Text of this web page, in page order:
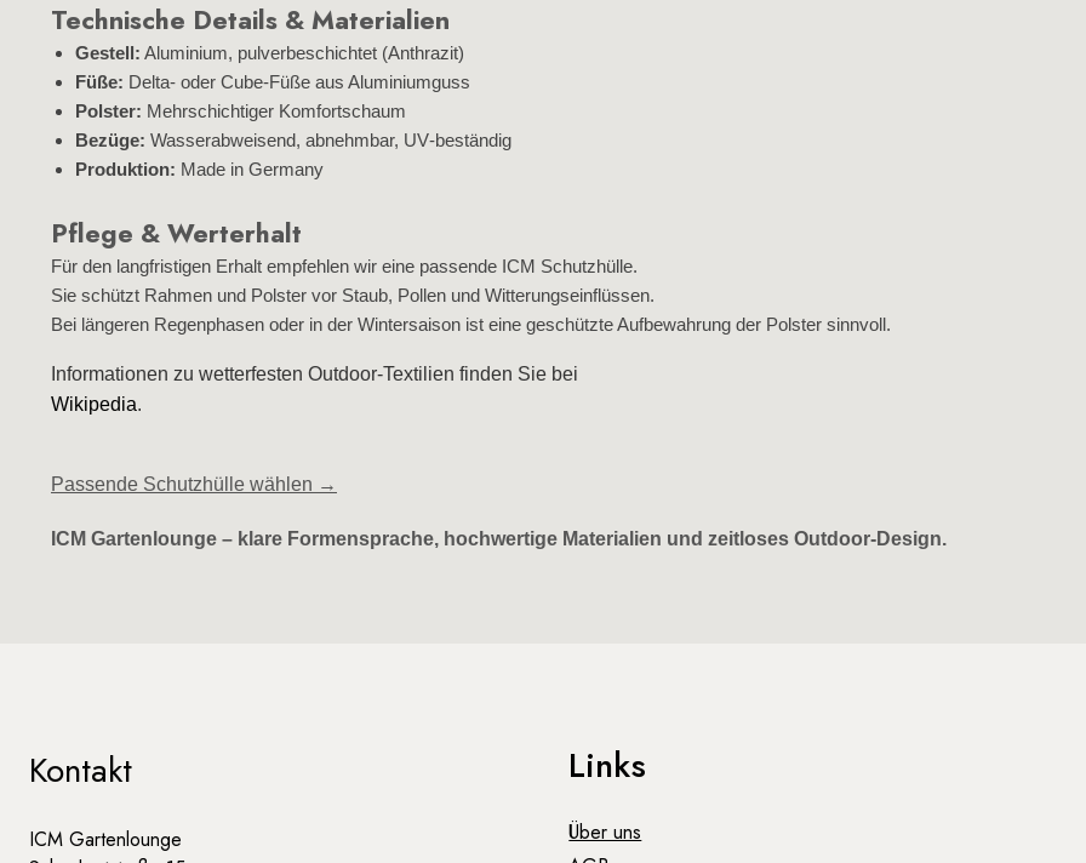
Technische Details & Materialien
Gestell: Aluminium, pulverbeschichtet (Anthrazit)
Füße: Delta‑ oder Cube‑Füße aus Aluminiumguss
Polster: Mehrschichtiger Komfortschaum
Bezüge: Wasserabweisend, abnehmbar, UV‑beständig
Produktion: Made in Germany
Pflege & Werterhalt
Für den langfristigen Erhalt empfehlen wir eine passende ICM Schutzhülle.
Sie schützt Rahmen und Polster vor Staub, Pollen und Witterungseinflüssen.
Bei längeren Regenphasen oder in der Wintersaison ist eine geschützte Aufbewahrung der Polster sinnvoll.
Informationen zu wetterfesten Outdoor‑Textilien finden Sie bei
Wikipedia.
Passende Schutzhülle wählen →
ICM Gartenlounge – klare Formensprache, hochwertige Materialien und zeitloses Outdoor‑Design.
Kontakt
ICM Gartenlounge
Links
Über uns